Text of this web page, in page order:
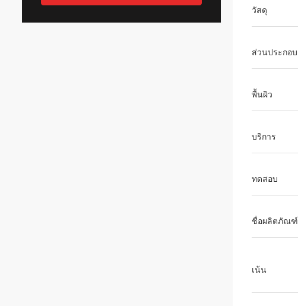
วัสดุ
ส่วนประกอบ
พื้นผิว
บริการ
ทดสอบ
ชื่อผลิตภัณฑ์
เน้น